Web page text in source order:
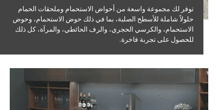
توفر لك مجموعة واسعة من أحواض الاستحمام وملحقات الحمام
حلولاً شاملة للأسطح الصلبة، بما في ذلك حوض الاستحمام، وحوض
الاستحمام، والكرسي الحجري، والرف الحائطي، والمرآة، كل ذلك
للحصول على تجربة فاخرة.